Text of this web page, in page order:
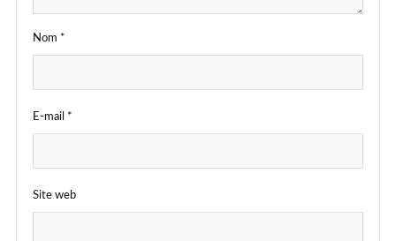
Nom *
E-mail *
Site web